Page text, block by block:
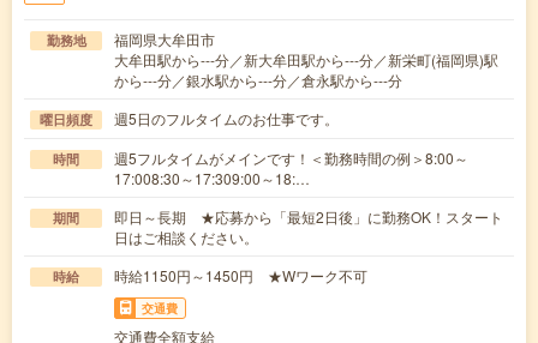
勤務地
福岡県大牟田市
大牟田駅から---分／新大牟田駅から---分／新栄町(福岡県)駅
から---分／銀水駅から---分／倉永駅から---分
曜日頻度 週5日のフルタイムのお仕事です。
時間
週5フルタイムがメインです！＜勤務時間の例＞8:00～
17:008:30～17:309:00～18:…
期間
即日～長期 ★応募から「最短2日後」に勤務OK！スタート
日はご相談ください。
時給 時給1150円～1450円 ★Wワーク不可
交通費
交通費全額支給